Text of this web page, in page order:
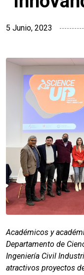
5 Junio, 2023
Académicos y
Departamento de
Ingeniería Civil
atractivos proyectos